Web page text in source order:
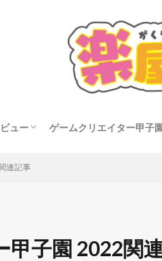
ュー ゲームクリエイター甲子
連記事
子園 2022関